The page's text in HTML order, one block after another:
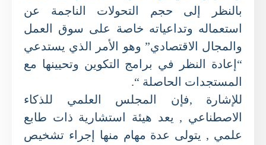
بالنظر إلى حجم التحولات الناجمة عن
استعماله وتداعياته خاصة على سوق العمل
والمجال الاقتصادي” وهو الأمر الذي يستدعي
“إعادة النظر في برامج التكوين وتحيينها مع
المستجدات الحاصلة “.
للإشارة ,فإن المجلس العلمي للذكاء
الاصطناعي , يعد هيئة استشارية ذات طابع
علمي , يتولى عدة مهام منها إجراء تشخيص